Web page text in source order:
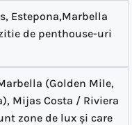
Estepona,Marbella
de penthouse-uri
(Golden Mile,
Mijas Costa / Riviera
zone de lux și care